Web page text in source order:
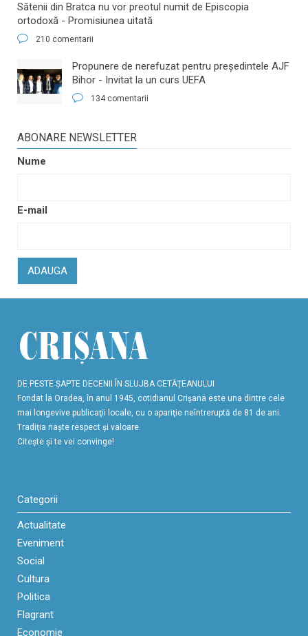
Sătenii din Bratca nu vor preotul numit de Episcopia
ortodoxă - Promisiunea uitată
210 comentarii
​Propunere de nerefuzat pentru preşedintele AJF
Bihor - Invitat la un curs UEFA
134 comentarii
ABONARE NEWSLETTER
Nume
E-mail
ADAUGA
DE PESTE ŞAPTE DECENII ÎN SLUJBA CETĂŢEANULUI
Fondat la Oradea, în anul 1945, cotidianul Crişana este una dintre cele
mai longevive publicaţii locale, cu o apariţie neîntreruptă de 81 de ani.
Tradiţia naşte respect şi valoare.
Citeşte şi te vei convinge!
Categorii
Actualitate
Eveniment
Social
Cultura
Politica
Flagrant
Economie